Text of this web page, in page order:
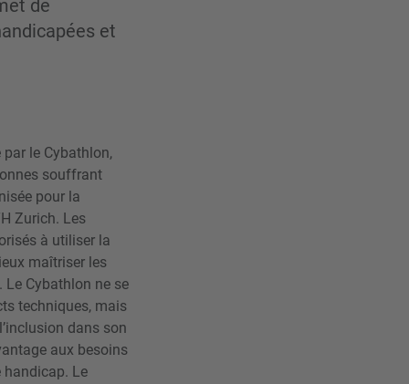
de
et
le Cybathlon,
souffrant
pour la
Zurich. Les
à utiliser la
maîtriser les
Cybathlon ne se
techniques, mais
dans son
aux besoins
handicap. Le